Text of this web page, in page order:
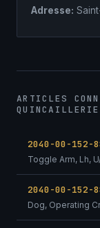
Adresse:
ARTICLES
2040-00-152-
Toggle Arm, Lh,
2040-00-152-
Dog, Operating